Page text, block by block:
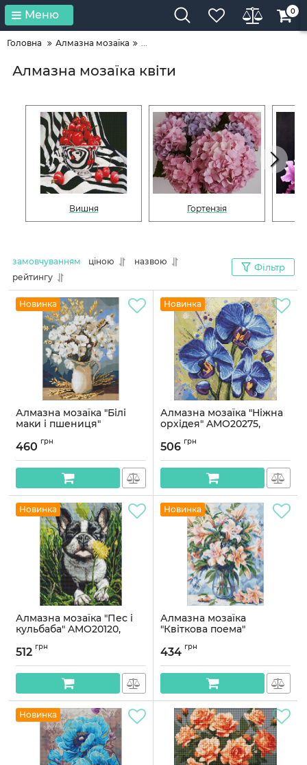
Меню 0
Головна Алмазна мозаїка ...
Алмазна мозаїка квіти
Вишня Гортензія
замовчуванням ціною
назвою
рейтингу
Фільтр
Новинка
Алмазна мозаїка "Білі
маки і пшениця"
AMO20053, 30х40 см
Артикул:AMO20053
460 грн
Новинка
Алмазна мозаїка "Ніжна
орхідея" AMO20275,
Артикул:
506 грн
Новинка
Алмазна мозаїка "Пес і
кульбаба" AMO20120,
Артикул:
512 грн
Новинка
Алмазна мозаїка
"Квіткова поема"
30x40 см
Артикул:AMO8150
434 грн
Новинка